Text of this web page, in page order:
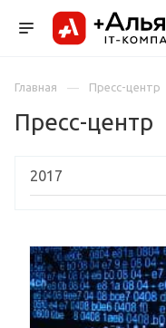
Главная Пресс-центр
Пресс-центр